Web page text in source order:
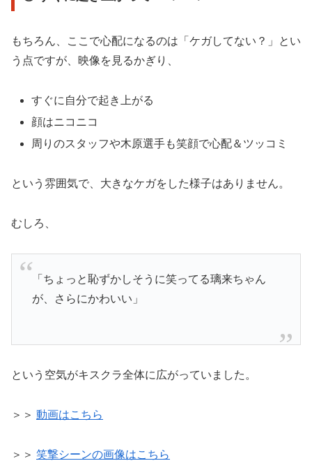
もちろん、ここで心配になるのは「ケガしてない？」とい
う点ですが、映像を見るかぎり、
すぐに自分で起き上がる
顔はニコニコ
周りのスタッフや木原選手も笑顔で心配＆ツッコミ
という雰囲気で、大きなケガをした様子はありません。
むしろ、
「ちょっと恥ずかしそうに笑ってる璃来ちゃん
が、さらにかわいい」
という空気がキスクラ全体に広がっていました。
＞＞ 動画はこちら
＞＞ 笑撃シーンの画像はこちら